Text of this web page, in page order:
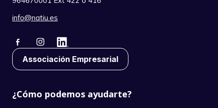
info@natiu.es
Associación Empresarial
¿Cómo podemos ayudarte?